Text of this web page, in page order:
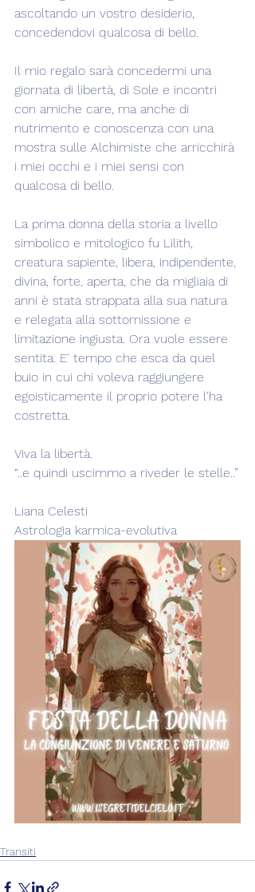
ascoltando un vostro desiderio,
concedendovi qualcosa di bello.
Il mio regalo sarà concedermi una
giornata di libertà, di Sole e incontri
con amiche care, ma anche di
nutrimento e conoscenza con una
mostra sulle Alchimiste che arricchirà
i miei occhi e i miei sensi con
qualcosa di bello.
La prima donna della storia a livello
simbolico e mitologico fu Lilith,
creatura sapiente, libera, indipendente,
divina, forte, aperta, che da migliaia di
anni è stata strappata alla sua natura
e relegata alla sottomissione e
limitazione ingiusta. Ora vuole essere
sentita. E' tempo che esca da quel
buio in cui chi voleva raggiungere
egoisticamente il proprio potere l'ha
costretta.
Viva la libertà.
“..e quindi uscimmo a riveder le stelle..”
Liana Celesti
Astrologia karmica-evolutiva
Transiti